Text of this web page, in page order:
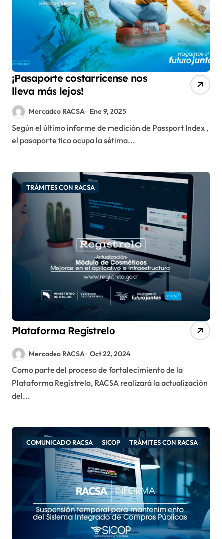
¡Pasaporte costarricense nos
lleva más lejos!
Mercadeo RACSA Ene 9, 2025
Según el último informe de medición de Passport Index ,
el pasaporte tico ocupa la sétima...
TRÁMITES CON RACSA
Plataforma Regístrelo
Mercadeo RACSA Oct 22, 2024
Como parte del proceso de fortalecimiento de la
Plataforma Regístrelo, RACSA realizará la actualización
del...
COMUNICADO RACSA SICOP TRÁMITES CON RACSA